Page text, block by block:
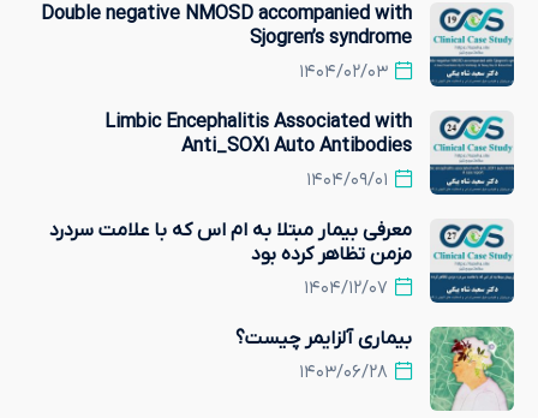
Double negative NMOSD accompanied with
Sjogren’s syndrome
۱۴۰۴/۰۲/۰۳
Limbic Encephalitis Associated with
Anti_SOX1 Auto Antibodies
۱۴۰۴/۰۹/۰۱
معرفی بیمار مبتلا به ام اس که با علامت سردرد
مزمن تظاهر کرده بود
۱۴۰۴/۱۲/۰۷
بیماری آلزایمر چیست؟
۱۴۰۳/۰۶/۲۸